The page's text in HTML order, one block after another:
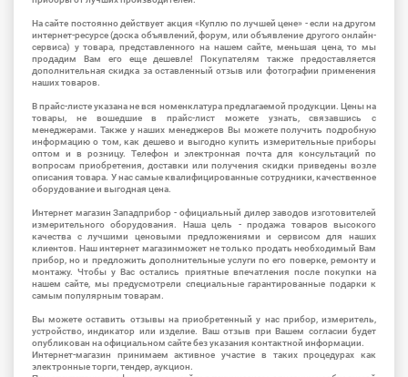
На сайте постоянно действует акция «Куплю по лучшей цене» - если на другом
интернет-ресурсе (доска объявлений, форум, или объявление другого онлайн-
сервиса) у товара, представленного на нашем сайте, меньшая цена, то мы
продадим Вам его еще дешевле! Покупателям также предоставляется
дополнительная скидка за оставленный отзыв или фотографии применения
наших товаров.
В прайс-листе указана не вся номенклатура предлагаемой продукции. Цены на
товары, не вошедшие в прайс-лист можете узнать, связавшись с
менеджерами. Также у наших менеджеров Вы можете получить подробную
информацию о том, как дешево и выгодно купить измерительные приборы
оптом и в розницу. Телефон и электронная почта для консультаций по
вопросам приобретения, доставки или получения скидки приведены возле
описания товара. У нас самые квалифицированные сотрудники, качественное
оборудование и выгодная цена.
Интернет магазин Западприбор - официальный дилер заводов изготовителей
измерительного оборудования. Наша цель - продажа товаров высокого
качества с лучшими ценовыми предложениями и сервисом для наших
клиентов. Наш интернет магазинможет не только продать необходимый Вам
прибор, но и предложить дополнительные услуги по его поверке, ремонту и
монтажу. Чтобы у Вас остались приятные впечатления после покупки на
нашем сайте, мы предусмотрели специальные гарантированные подарки к
самым популярным товарам.
Вы можете оставить отзывы на приобретенный у нас прибор, измеритель,
устройство, индикатор или изделие. Ваш отзыв при Вашем согласии будет
опубликован на официальном сайте без указания контактной информации.
Интернет-магазин принимаем активное участие в таких процедурах как
электронные торги, тендер, аукцион.